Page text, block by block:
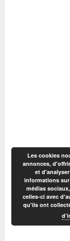
Les cookies
annonces,
et
informations
médias
celles-ci avec
qu'ils ont